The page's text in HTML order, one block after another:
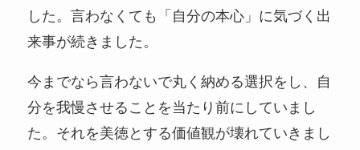
した。言わなくても「自分の本心」に気づく出
来事が続きました。
今までなら言わないで丸く納める選択をし、自
分を我慢させることを当たり前にしていまし
た。それを美徳とする価値観が壊れていきまし